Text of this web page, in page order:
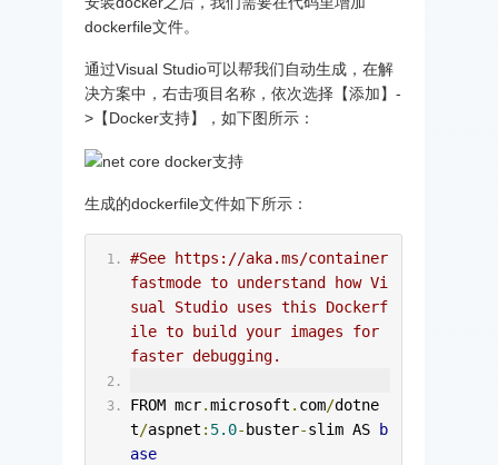
dockerfile文件。
通过Visual Studio可以帮我们自动生成，在解
决方案中，右击项目名称，依次选择【添加】-
>【Docker支持】，如下图所示：
生成的dockerfile文件如下所示：
#See https://aka.ms/container
fastmode to understand how Vi
sual Studio uses this Dockerf
ile to build your images for
faster debugging.
FROM mcr.microsoft . com/dotne
t/aspnet : 5.0- buster-slim AS
b
ase